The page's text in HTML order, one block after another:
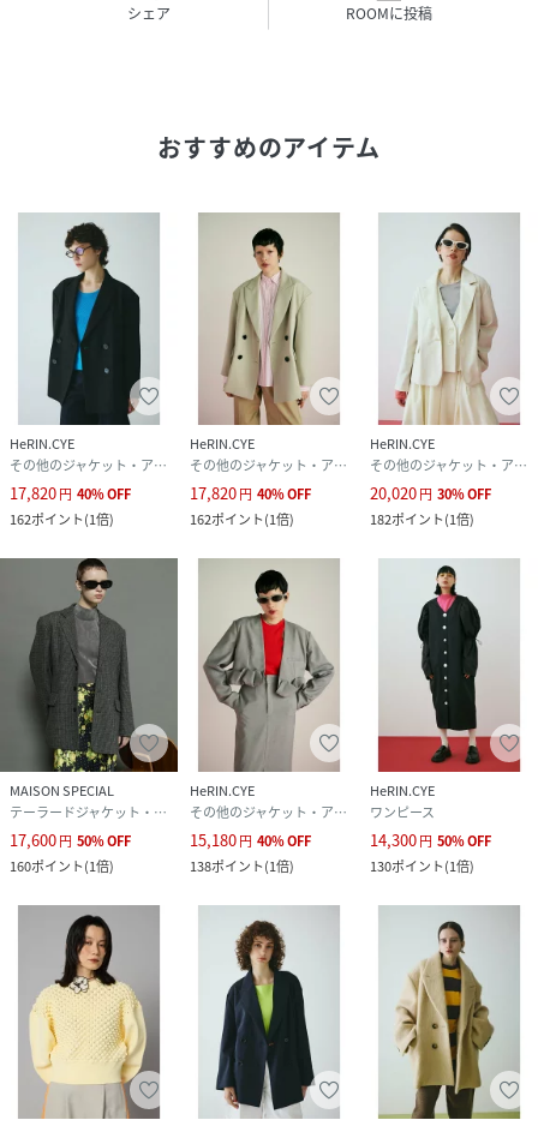
100
品番
PZ0319_530IAM30
530IAM30-0411-060-T PZ0319
シェア ROOMに投稿
おすすめのアイテム
HeRIN.CYE
その他のジャケット・アウター
17,820円 40%OFF
162ポイント(1倍)
HeRIN.CYE
その他のジャケット・アウター
17,820円 40%OFF
162ポイント(1倍)
HeRIN.CYE
その他のジャケット・アウター
20,020円 30%OFF
182ポイント(1倍)
MAISON SPECIAL
テーラードジャケット・ブレザー
17,600円 50%OFF
160ポイント(1倍)
HeRIN.CYE
その他のジャケット・アウター
15,180円 40%OFF
138ポイント(1倍)
HeRIN.CYE
ワンピース
14,300円 50%OFF
130ポイント(1倍)